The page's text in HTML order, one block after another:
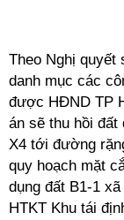
Theo Nghị quyết
danh mục các
được HĐND TP
án sẽ thu hồi
X4 tới đường
quy hoạch mặt
dụng đất B1-1
HTKT Khu tái